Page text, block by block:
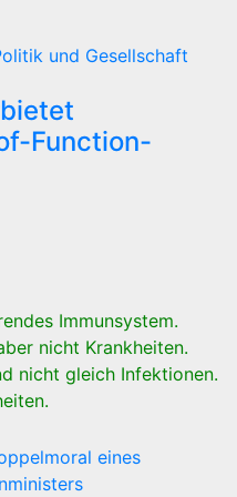
und Gesellschaft
Function-
Immunsystem.
nicht Krankheiten.
nicht gleich Infektionen.
eines